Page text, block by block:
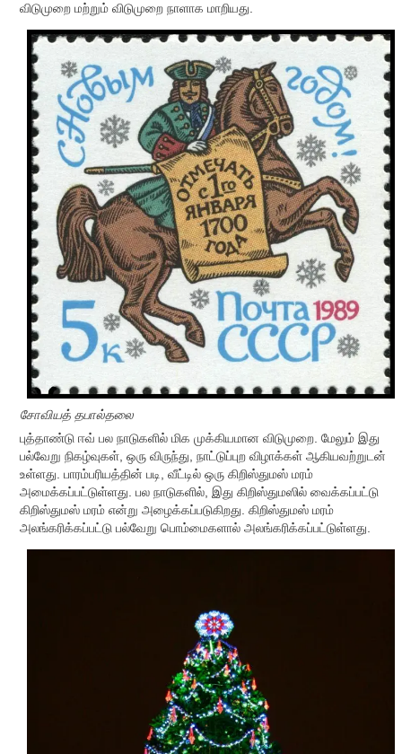
விடுமுறை மற்றும் விடுமுறை நாளாக மாறியது.
சோவியத் தபால்தலை
புத்தாண்டு ஈவ் பல நாடுகளில் மிக முக்கியமான விடுமுறை. மேலும் இது
பல்வேறு நிகழ்வுகள், ஒரு விருந்து, நாட்டுப்புற விழாக்கள் ஆகியவற்றுடன்
உள்ளது. பாரம்பரியத்தின் படி, வீட்டில் ஒரு கிறிஸ்துமஸ் மரம்
அமைக்கப்பட்டுள்ளது. பல நாடுகளில், இது கிறிஸ்துமஸில் வைக்கப்பட்டு
கிறிஸ்துமஸ் மரம் என்று அழைக்கப்படுகிறது. கிறிஸ்துமஸ் மரம்
அலங்கரிக்கப்பட்டு பல்வேறு பொம்மைகளால் அலங்கரிக்கப்பட்டுள்ளது.